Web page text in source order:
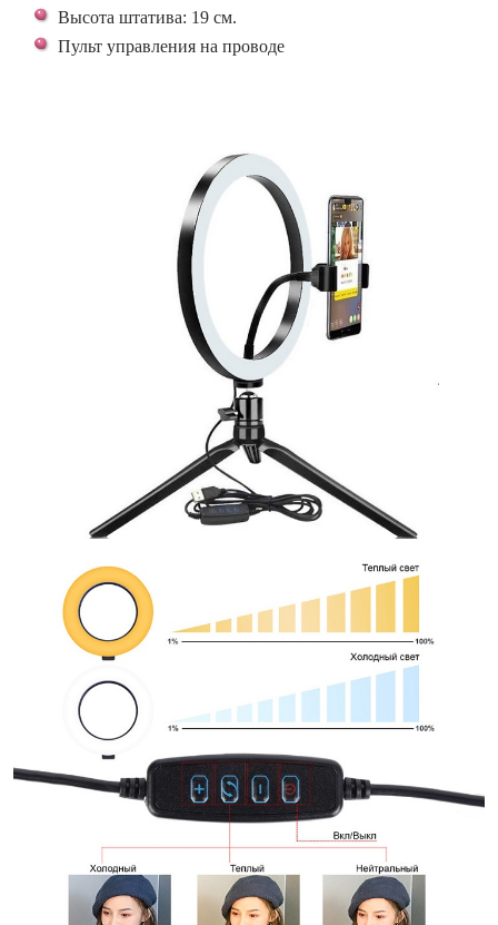
Высота штатива: 19 см.
Пульт управления на проводе